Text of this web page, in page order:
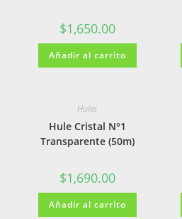
$1,650.00
Añadir al carrito
Hules
Hule Cristal N°1
Transparente (50m)
$1,690.00
Añadir al carrito